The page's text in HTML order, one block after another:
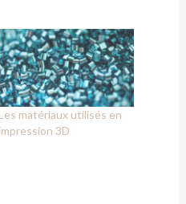
Les matériaux utilisés en
impression 3D